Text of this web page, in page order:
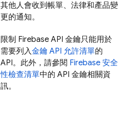
其他人會收到帳單、法律和產品變
更的通知。
限制 Firebase API 金鑰只能用於
需要列入金鑰 API 允許清單的
API。此外，請參閱 Firebase 安全
性檢查清單中的 API 金鑰相關資
訊。